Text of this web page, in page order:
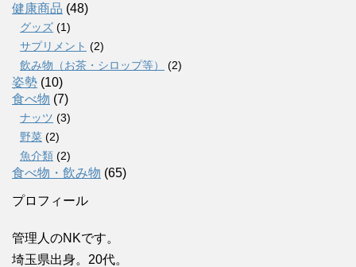
健康商品 (48)
グッズ (1)
サプリメント (2)
飲み物（お茶・シロップ等）
(2)
姿勢 (10)
食べ物 (7)
ナッツ (3)
野菜 (2)
魚介類 (2)
食べ物・飲み物 (65)
プロフィール
管理人のNKです。
埼玉県出身。20代。